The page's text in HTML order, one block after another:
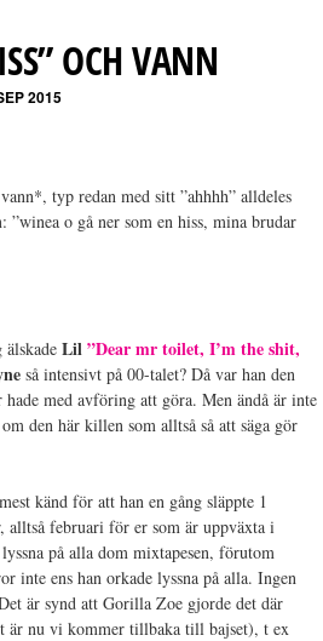
OCH VANN
2015
vann*, typ redan med sitt ”ahhhh” alldeles
o gå ner som en hiss, mina brudar
älskadeLil”Dear mr toilet, I’m the shit,
så intensivt på 00-talet? Då var han den
med avföring att göra. Men ändå är inte
den här killen som alltså så att säga gör
känd för att han en gång släppte 1
alltså februari för er som är uppväxta i
på alla dom mixtapesen, förutom
inte ens han orkade lyssna på alla. Ingen
är synd att Gorilla Zoe gjorde det där
är nu vi kommer tillbaka till bajset), t ex